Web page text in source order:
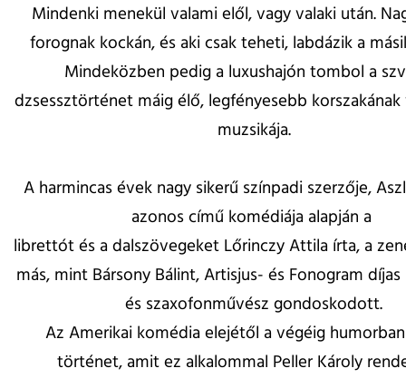
Mindenki menekül valami elől, vagy valaki után.
forognak kockán, és aki csak teheti, labdázik a
Mindeközben pedig a luxushajón tombol a
dzsessztörténet máig élő, legfényesebb
muzsikája.
A harmincas évek nagy sikerű színpadi szerzője,
azonos című komédiája alapján a
librettót és a dalszövegeket Lőrinczy Attila írta, a
más, mint Bársony Bálint, Artisjus- és Fonogram
és szaxofonművész gondoskodott.
Az Amerikai komédia elejétől a végéig
történet, amit ez alkalommal Peller Károly